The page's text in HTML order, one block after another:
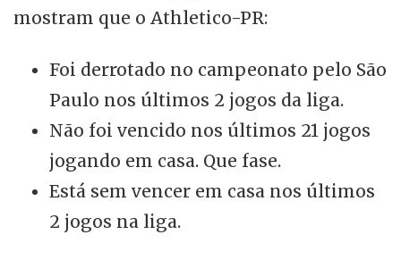
mostram que o Athletico-PR:
Foi derrotado no campeonato pelo São
Paulo nos últimos 2 jogos da liga.
Não foi vencido nos últimos 21 jogos
jogando em casa. Que fase.
Está sem vencer em casa nos últimos
2 jogos na liga.